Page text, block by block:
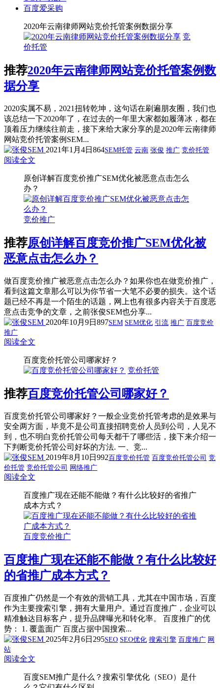
百度爱采购
2020年云南律师网站竞价托管案例数据分享
竞
价托管
推荐2020年云南律师网站竞价托管案例数
据分享
2020实属不易，2021扭转乾坤，这句话在刷遍朋友圈，我们也
该总结一下2020年了，在过去的一年里大家都如履薄冰，都在
顶着压力继续往前走，接下来给大家分享的是2020年云南律师
网站竞价托管案例SEM...
2021年1月4日 864SEM托管 云南 张俊 推广 竞价托管
阅读全文
原创详解百度竞价推广SEM优化被恶意点击怎么
办？
竞价推广
推荐原创详解百度竞价推广SEM优化被
恶意点击怎么办？
做百度竞价推广被恶意点击怎么办？如果你也在做竞价推广，
看到这篇文章那么可以为你节省一大笔不必要的损失。这个话
题已经不再是一个陌生的话题，网上也有很多内容关于百度恶
意点击竞争的文章，之前张俊SEM也分享...
2020年10月9日 897SEM SEM优化 引流 推广 百度竞价
推广
阅读全文
百度竞价托管公司哪家好？
竞价托管
推荐百度竞价托管公司哪家好？
百度竞价托管公司哪家好？一般企业竞价托管考虑的是效果与
安全两方面，毕竟不是公司直接招聘竞价人员到公司，人见不
到，也不明白竞价托管公司每天都干了哪些活，接下来介绍一
下判断竞价托管公司好坏的方法. 一、竞...
2019年8月10日 992百度竞价托管 百度竞价托管公司 竞
价托管 竞价托管公司 网络推广
阅读全文
百度推广现在还能不能做？有什么比较好的省推广
成本方式？
百度竞价推广
百度推广现在还能不能做？有什么比较好
的省推广成本方式？
百度推广仍然是一个有效的营销工具，尤其在中国市场，百度
作为主要搜索引擎，拥有大量用户。通过百度推广，企业可以
精准触达目标客户，提升品牌曝光和转化率。 百度推广的优
势： 1. 覆盖面广 百度占据中国搜索...
2025年2月6日 295SEO SEO优化 搜索引擎 百度推广 网
站
阅读全文
百度SEM推广是什么？搜索引擎优化（SEO）是什